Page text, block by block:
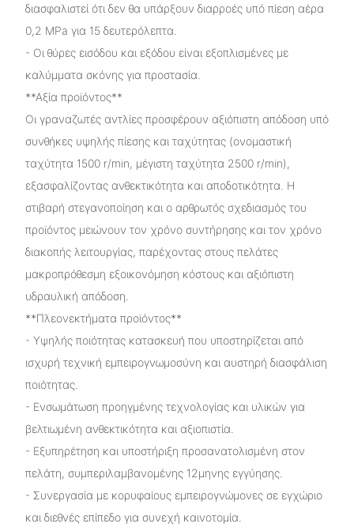
διασφαλιστεί ότι δεν θα υπάρξουν διαρροές υπό πίεση αέρα
0,2 MPa για 15 δευτερόλεπτα.
- Οι θύρες εισόδου και εξόδου είναι εξοπλισμένες με
καλύμματα σκόνης για προστασία.
**Αξία προϊόντος**
Οι γραναζωτές αντλίες προσφέρουν αξιόπιστη απόδοση υπό
συνθήκες υψηλής πίεσης και ταχύτητας (ονομαστική
ταχύτητα 1500 r/min, μέγιστη ταχύτητα 2500 r/min),
εξασφαλίζοντας ανθεκτικότητα και αποδοτικότητα. Η
στιβαρή στεγανοποίηση και ο αρθρωτός σχεδιασμός του
προϊόντος μειώνουν τον χρόνο συντήρησης και τον χρόνο
διακοπής λειτουργίας, παρέχοντας στους πελάτες
μακροπρόθεσμη εξοικονόμηση κόστους και αξιόπιστη
υδραυλική απόδοση.
**Πλεονεκτήματα προϊόντος**
- Υψηλής ποιότητας κατασκευή που υποστηρίζεται από
ισχυρή τεχνική εμπειρογνωμοσύνη και αυστηρή διασφάλιση
ποιότητας.
- Ενσωμάτωση προηγμένης τεχνολογίας και υλικών για
βελτιωμένη ανθεκτικότητα και αξιοπιστία.
- Εξυπηρέτηση και υποστήριξη προσανατολισμένη στον
πελάτη, συμπεριλαμβανομένης 12μηνης εγγύησης.
- Συνεργασία με κορυφαίους εμπειρογνώμονες σε εγχώριο
και διεθνές επίπεδο για συνεχή καινοτομία.